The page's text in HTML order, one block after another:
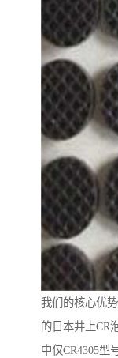
我们的核心优
的日本井上CR
中仅CR4305型